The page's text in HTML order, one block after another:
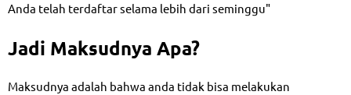
Anda telah terdaftar selama lebih dari seminggu"
Jadi Maksudnya Apa?
Maksudnya adalah bahwa anda tidak bisa melakukan